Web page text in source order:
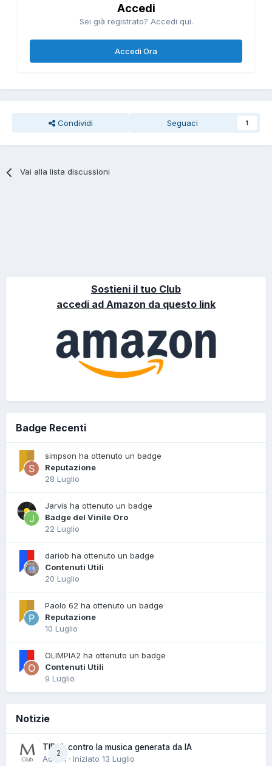
Accedi
Sei già registrato? Accedi qui.
Accedi Ora
Condividi Seguaci 1
Vai alla lista discussioni
Sostieni il tuo Club
accedi ad Amazon da questo link
Badge Recenti
simpson ha ottenuto un badge
Reputazione
28 Luglio
Jarvis ha ottenuto un badge
Badge del Vinile Oro
22 Luglio
dariob ha ottenuto un badge
Contenuti Utili
20 Luglio
Paolo 62 ha ottenuto un badge
Reputazione
10 Luglio
OLIMPIA2 ha ottenuto un badge
Contenuti Utili
9 Luglio
Notizie
2
TIDAL contro la musica generata da IA
Admin · Iniziato 13 Luglio